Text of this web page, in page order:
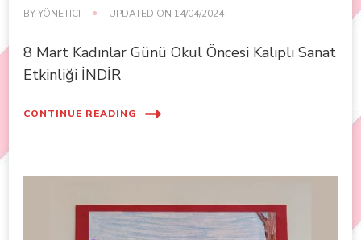
BYYÖNETICI UPDATED ON 14/04/2024
8 Mart Kadınlar Günü Okul Öncesi Kalıplı Sanat
Etkinliği İNDİR
CONTINUE READING